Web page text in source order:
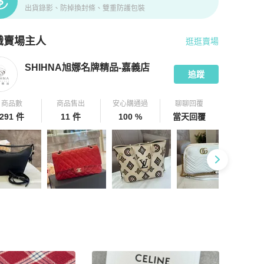
出貨錄影、防掉換封條、雙重防護包裝
賣場主人
拍拍圈嚴選賣家 SHIHNA旭娜名牌精品-嘉義店 介紹
逛逛賣場
SHIHNA旭娜名牌精品-嘉義店
追蹤
商品數
件
商品售出
11 件
安心購通過
100 %
聊聊回覆
當天回覆